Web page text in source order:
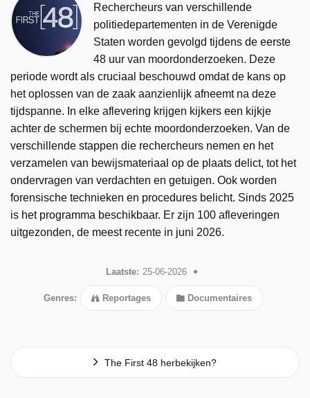
Rechercheurs van verschillende
politiedepartementen in de Verenigde
Staten worden gevolgd tijdens de eerste
48 uur van moordonderzoeken. Deze
periode wordt als cruciaal beschouwd omdat de kans op
het oplossen van de zaak aanzienlijk afneemt na deze
tijdspanne. In elke aflevering krijgen kijkers een kijkje
achter de schermen bij echte moordonderzoeken. Van de
verschillende stappen die rechercheurs nemen en het
verzamelen van bewijsmateriaal op de plaats delict, tot het
ondervragen van verdachten en getuigen. Ook worden
forensische technieken en procedures belicht. Sinds 2025
is het programma beschikbaar. Er zijn 100 afleveringen
uitgezonden, de meest recente in juni 2026.
Laatste: 25-06-2026
Genres: Reportages Documentaires
The First 48 herbekijken?